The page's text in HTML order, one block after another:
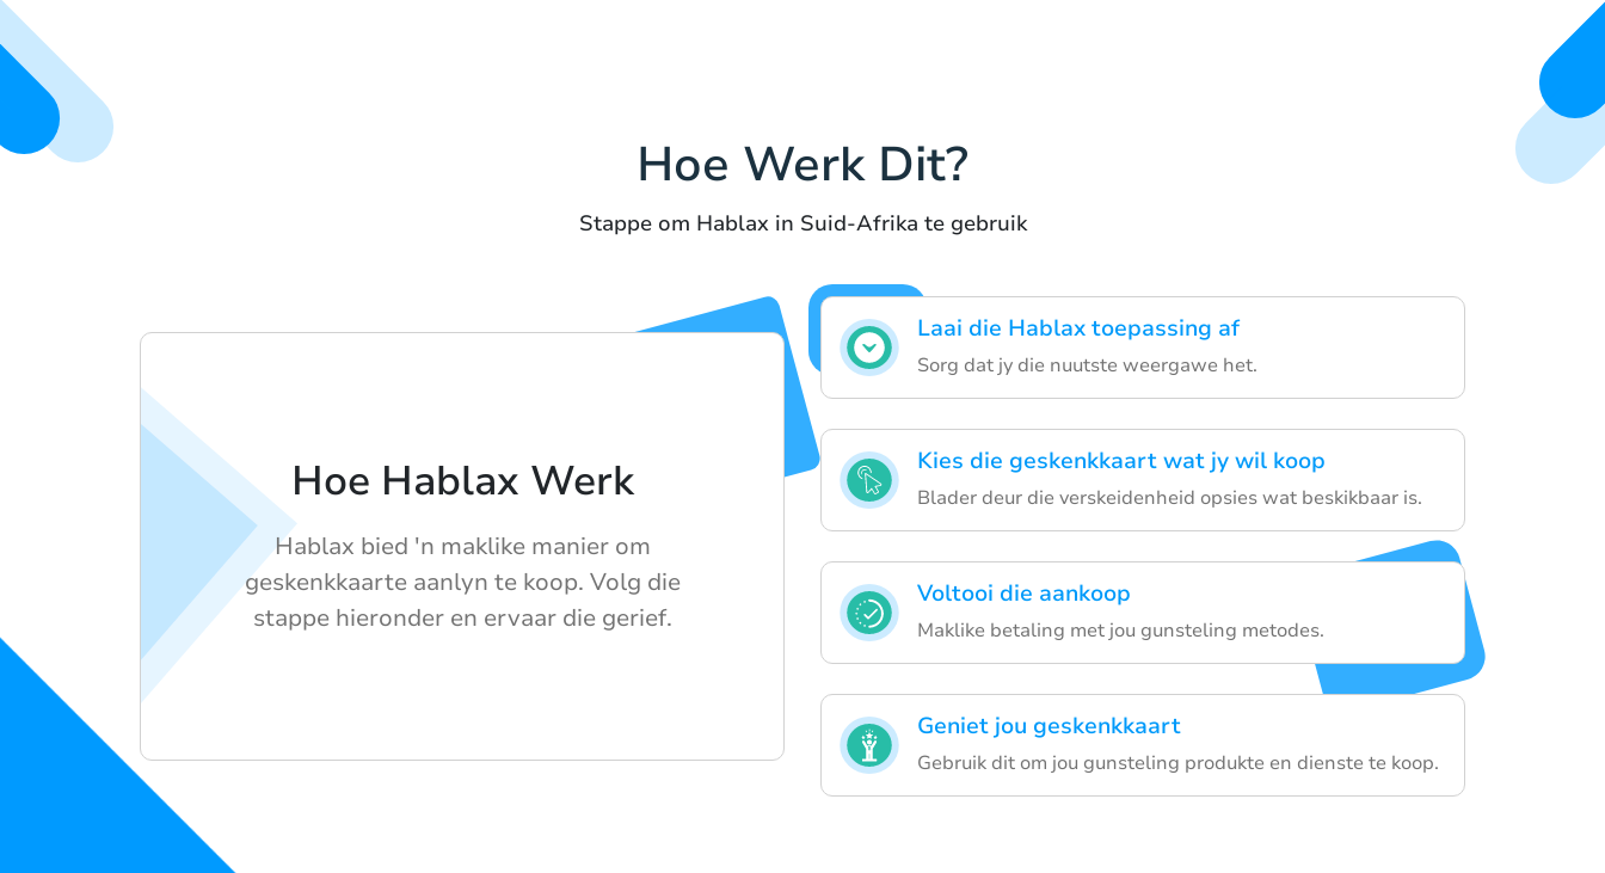
Hoe Werk Dit?
Stappe om Hablax in Suid-Afrika te gebruik
Laai die Hablax toepassing af
Sorg dat jy die nuutste weergawe het.
Kies die geskenkkaart wat jy wil koop
Blader deur die verskeidenheid opsies wat beskikbaar is.
Voltooi die aankoop
Maklike betaling met jou gunsteling metodes.
Geniet jou geskenkkaart
Gebruik dit om jou gunsteling produkte en dienste te koop.
Hoe Hablax Werk
Hablax bied 'n maklike manier om
geskenkkaarte aanlyn te koop. Volg die
stappe hieronder en ervaar die gerief.